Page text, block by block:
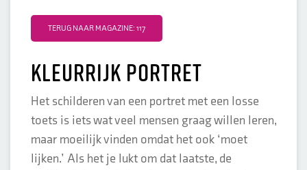
TERUG NAAR MAGAZINE: 117
Kleurrijk portret
Het schilderen van een portret met een losse
toets is iets wat veel mensen graag willen leren,
maar moeilijk vinden omdat het ook ‘moet
lijken.’ Als het je lukt om dat laatste, de